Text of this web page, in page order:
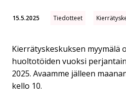
15.5.2025 Tiedotteet
Kierrätyskeskuksen myymälä
huoltotöiden vuoksi
2025. Avaamme jälleen
kello 10.